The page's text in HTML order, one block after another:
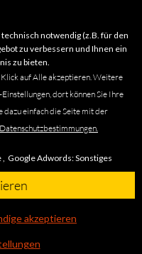
06.2026
Regel nicht als solche kenntlich
bedeutet nicht, dass es
Bilder, Designs, Produkt-
Urheber-, Marken- und
Die Marke Omega führen wir
in Braunschweig, Leipzig und
notwendig (z.B. für den
zu verbessern und Ihnen ein
zu bieten.
auf Alle akzeptieren. Weitere
dort können Sie Ihre
dazu einfach die Seite mit der
, Google Adwords:Sonstiges
akzeptieren